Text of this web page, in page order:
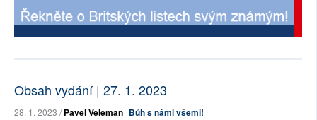
Obsah vydání | 27. 1. 2023
28. 1. 2023 /Pavel Veleman Bůh s námi všemi!